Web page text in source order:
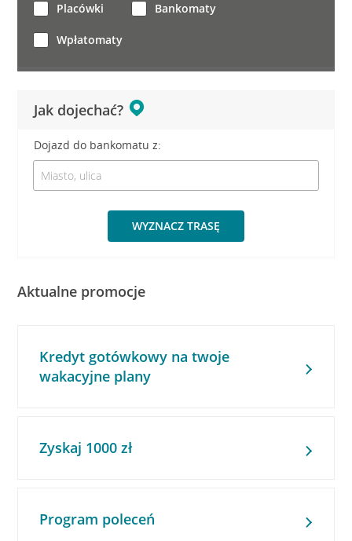
Jak dojechać?
Dojazd do bankomatu z:
WYZNACZ TRASĘ
Placówki Bankomaty
Wpłatomaty
Aktualne promocje
Kredyt gotówkowy na twoje
wakacyjne plany
Zyskaj 1000 zł
Program poleceń